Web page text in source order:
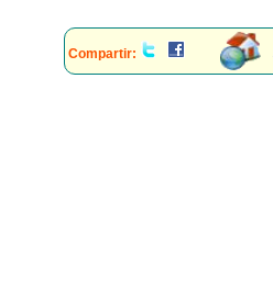
Compartir: